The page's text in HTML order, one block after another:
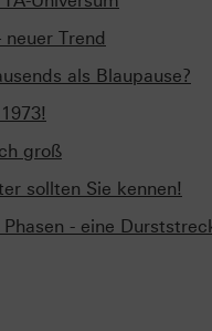
Trend
als Blaupause?
groß
sollten Sie kennen!
- eine